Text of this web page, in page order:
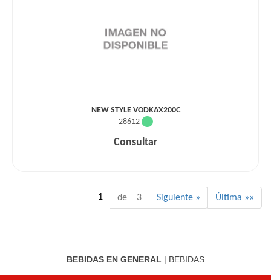
NEW STYLE VODKAX200C
28612
Consultar
1 de 3 Siguiente » Última »»
BEBIDAS EN GENERAL | BEBIDAS